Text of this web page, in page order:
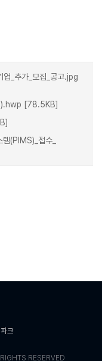
업_추가_모집_공고.jpg
).hwp [78.5KB]
(PIMS)_접수_
크
RESERVED